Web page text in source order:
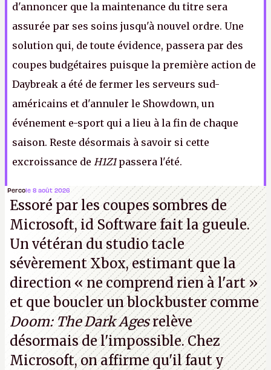
d'annoncer que la maintenance du titre sera
assurée par ses soins jusqu'à nouvel ordre. Une
solution qui, de toute évidence, passera par des
coupes budgétaires puisque la première action de
Daybreak a été de fermer les serveurs sud-
américains et d'annuler le Showdown, un
événement e-sport qui a lieu à la fin de chaque
saison. Reste désormais à savoir si cette
excroissance de H1Z1 passera l'été.
Note 1 : Ou du moins ce qu'il en reste, puisqu'une charrette de
licenciements vient d'accompagner la nouvelle.
Percole 8 août 2026
Essoré par les coupes sombres de
Microsoft, id Software fait la gueule.
Un vétéran du studiotacle
sévèrement Xbox, estimant que la
direction« ne comprend rien à l'art »
et que boucler un blockbuster comme
Doom: The Dark Agesrelève
désormais de l'impossible. Chez
Microsoft, on affirme qu'il faut y